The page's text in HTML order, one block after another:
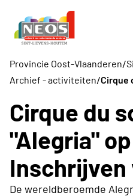
Provincie Oost-Vlaanderen/
Archief - activiteiten/Cirque
Cirque du
"Alegria" op
Inschrijven
De wereldberoemde